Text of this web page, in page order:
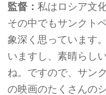
監督： 私はロシア文
その中でもサンクト
象深く思っています
いますし、素晴らし
ね。ですので、サン
の映画のたくさんの